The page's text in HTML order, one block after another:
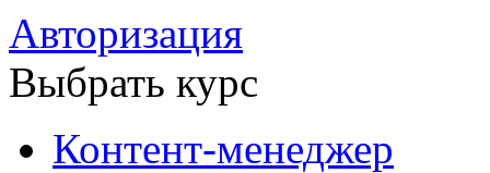
Авторизация
Выбрать курс
Контент-менеджер